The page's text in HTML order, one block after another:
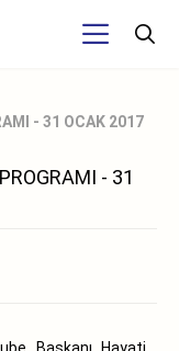
- 31 OCAK 2017
- 31